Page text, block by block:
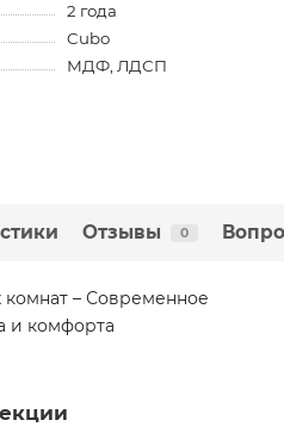
2 года
Cubo
МДФ, ЛДСП
Отзывы 0
– Современное
и комфорта